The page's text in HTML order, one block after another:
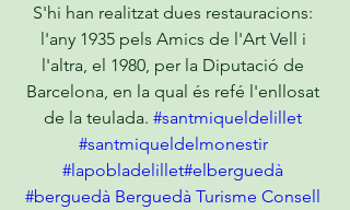
S'hi han realitzat dues restauracions:
l'any 1935 pels Amics de l'Art Vell i
l'altra, el 1980, per la Diputació de
Barcelona, en la qual és refé l'enllosat
de la teulada. #santmiqueldelillet
#santmiqueldelmonestir
#lapobladelillet#elberguedà
#berguedà Berguedà Turisme Consell